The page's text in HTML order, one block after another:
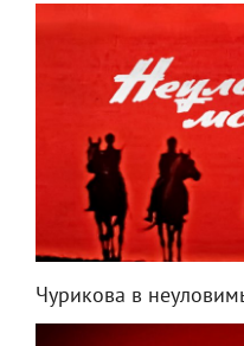
Чурикова в